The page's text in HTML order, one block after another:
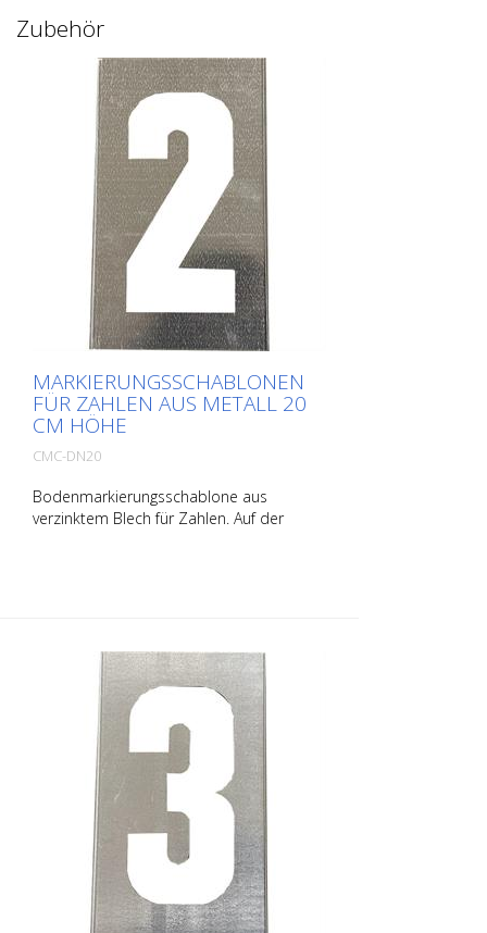
Zubehör
MARKIERUNGSSCHABLONEN
FÜR ZAHLEN AUS METALL 20
CM HÖHE
CMC-DN20
Bodenmarkierungsschablone aus
verzinktem Blech für Zahlen. Auf der